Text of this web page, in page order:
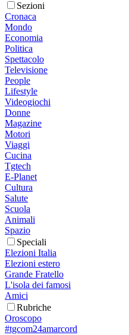
Sezioni
Cronaca
Mondo
Economia
Politica
Spettacolo
Televisione
People
Lifestyle
Videogiochi
Donne
Magazine
Motori
Viaggi
Cucina
Tgtech
E-Planet
Cultura
Salute
Scuola
Animali
Spazio
Speciali
Elezioni Italia
Elezioni estero
Grande Fratello
L'isola dei famosi
Amici
Rubriche
Oroscopo
#tgcom24amarcord